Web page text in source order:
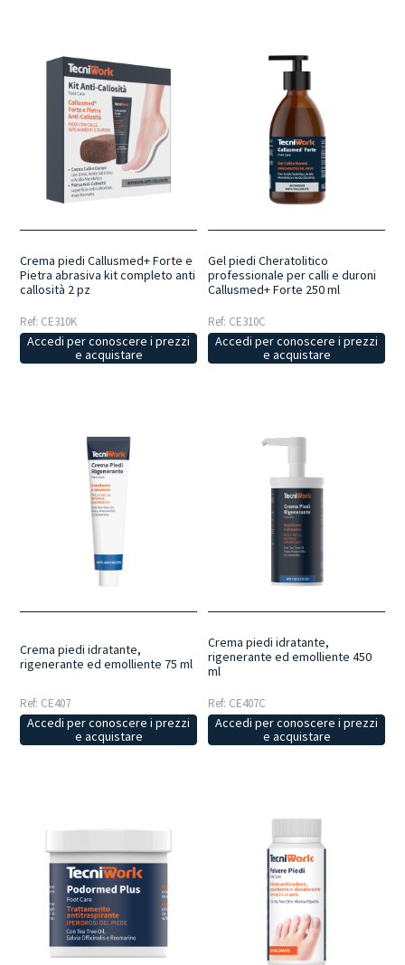
Crema piedi Callusmed+ Forte e
Pietra abrasiva kit completo anti
callosità 2 pz
Ref: CE310K
Accedi per conoscere i prezzi
e acquistare
Gel piedi Cheratolitico
professionale per calli e duroni
Callusmed+ Forte 250 ml
Ref: CE310C
Accedi per conoscere i prezzi
e acquistare
Crema piedi idratante,
rigenerante ed emolliente 75 ml
Ref: CE407
Accedi per conoscere i prezzi
e acquistare
Crema piedi idratante,
rigenerante ed emolliente 450
ml
Ref: CE407C
Accedi per conoscere i prezzi
e acquistare